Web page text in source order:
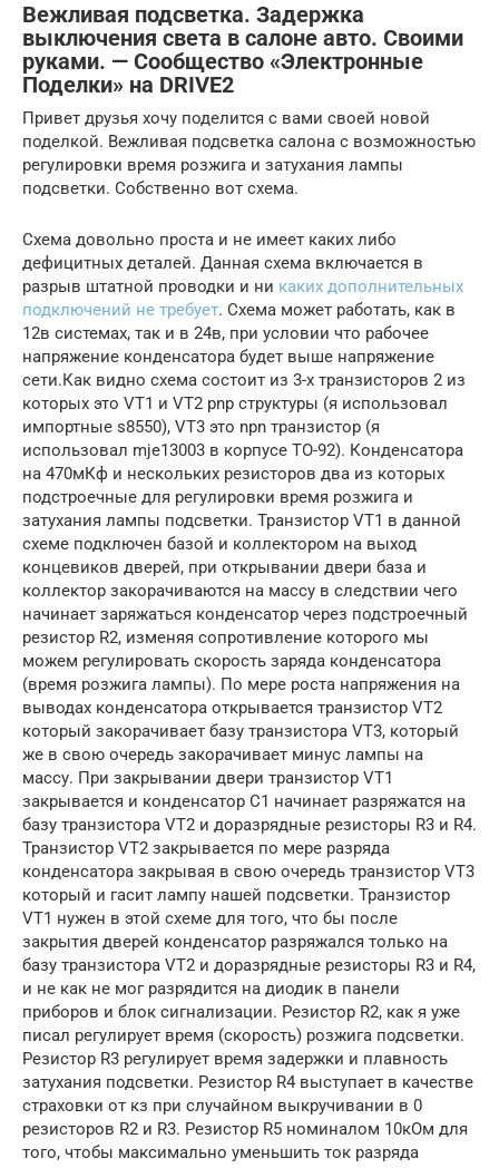
Вежливая подсветка. Задержка
выключения света в салоне авто. Своими
руками. — Сообщество «Электронные
Поделки» на DRIVE2
Привет друзья хочу поделится с вами своей новой
поделкой. Вежливая подсветка салона с возможностью
регулировки время розжига и затухания лампы
подсветки. Собственно вот схема.
Схема довольно проста и не имеет каких либо
дефицитных деталей. Данная схема включается в
разрыв штатной проводки и ни каких дополнительных
подключений не требует. Схема может работать, как в
12в системах, так и в 24в, при условии что рабочее
напряжение конденсатора будет выше напряжение
сети.Как видно схема состоит из 3-х транзисторов 2 из
которых это VT1 и VT2 pnp структуры (я использовал
импортные s8550), VT3 это npn транзистор (я
использовал mje13003 в корпусе TO-92). Конденсатора
на 470мКф и нескольких резисторов два из которых
подстроечные для регулировки время розжига и
затухания лампы подсветки. Транзистор VT1 в данной
схеме подключен базой и коллектором на выход
концевиков дверей, при открывании двери база и
коллектор закорачиваются на массу в следствии чего
начинает заряжаться конденсатор через подстроечный
резистор R2, изменяя сопротивление которого мы
можем регулировать скорость заряда конденсатора
(время розжига лампы). По мере роста напряжения на
выводах конденсатора открывается транзистор VT2
который закорачивает базу транзистора VT3, который
же в свою очередь закорачивает минус лампы на
массу. При закрывании двери транзистор VT1
закрывается и конденсатор C1 начинает разряжатся на
базу транзистора VT2 и доразрядные резисторы R3 и R4.
Транзистор VT2 закрывается по мере разряда
конденсатора закрывая в свою очередь транзистор VT3
который и гасит лампу нашей подсветки. Транзистор
VT1 нужен в этой схеме для того, что бы после
закрытия дверей конденсатор разряжался только на
базу транзистора VT2 и доразрядные резисторы R3 и R4,
и не как не мог разрядится на диодик в панели
приборов и блок сигнализации. Резистор R2, как я уже
писал регулирует время (скорость) розжига подсветки.
Резистор R3 регулирует время задержки и плавность
затухания подсветки. Резистор R4 выступает в качестве
страховки от кз при случайном выкручивании в 0
резисторов R2 и R3. Резистор R5 номиналом 10кОм для
того, чтобы максимально уменьшить ток разряда